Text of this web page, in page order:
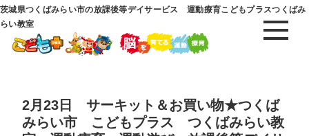
茨城県つくばみらい市の放課後等デイサービス 運動療育こどもプラスつくばみ
らい教室
2月23日 サーキット＆お買い物★つくば
みらい市 こどもプラス つくばみらい教